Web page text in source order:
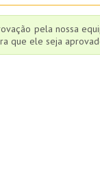
pela nossa
que ele seja